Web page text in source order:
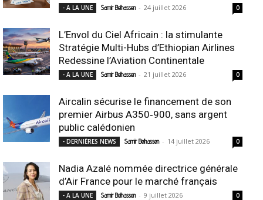
- A LA UNE Samir Belhassen - 24 juillet 2026 0
L’Envol du Ciel Africain : la stimulante
Stratégie Multi-Hubs d’Ethiopian Airlines
Redessine l’Aviation Continentale
- A LA UNE Samir Belhassen - 21 juillet 2026 0
Aircalin sécurise le financement de son
premier Airbus A350‑900, sans argent
public calédonien
- DERNIÈRES NEWS Samir Belhassen - 14 juillet 2026 0
Nadia Azalé nommée directrice générale
d’Air France pour le marché français
- A LA UNE Samir Belhassen - 9 juillet 2026 0